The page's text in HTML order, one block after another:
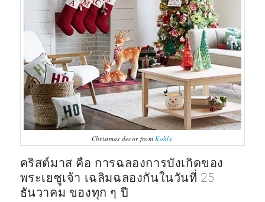
Christmas decor fromKohls.
คริสต์มาส คือ การฉลองการบังเกิดของ
พระเยซูเจ้า เฉลิมฉลองกันในวันที่ 25
ธันวาคม ของทุก ๆ ปี